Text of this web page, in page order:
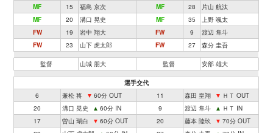
MF
15 福島 京次 MF 28
片山 航汰
MF
20 溝口 晃史 MF 35
上野 颯太
FW
19 岩中 翔大 FW 9
渡辺 隼斗
FW
23 山下 虎太郎 FW 27 森分 圭吾
監督 山城 朋大 監督 安部 雄大
選手交代
6
兼松 将 ▼ 60分 OUT 11 森田 皇翔 ▼ ＨＴ OUT
20
溝口 晃史 ▲ 60分 IN 9 渡辺 隼斗 ▲ ＨＴ IN
17
曽山 瑚白 ▼ 60分 OUT 20 藤本 陸玖 ▼ 70分 OUT